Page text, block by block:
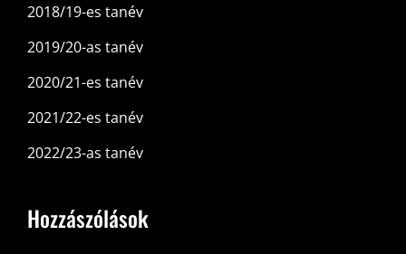
2018/19-es tanév
2019/20-as tanév
2020/21-es tanév
2021/22-es tanév
2022/23-as tanév
Hozzászólások